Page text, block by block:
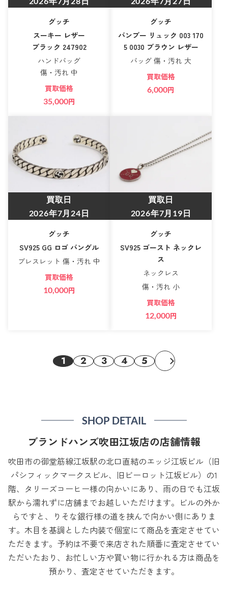
グッチ
スーキー レザー
ブラック 247902
ハンドバッグ
傷・汚れ 中
買取価格
35,000円
グッチ
バンブー リュック 003 170
5 0030 ブラウン レザー
バッグ 傷・汚れ 大
買取価格
6,000円
買取日
2026年7月24日
グッチ
SV925 GG ロゴ バングル
ブレスレット 傷・汚れ 中
買取価格
10,000円
買取日
2026年7月19日
グッチ
SV925 ゴースト ネックレ
ス
ネックレス
傷・汚れ 小
買取価格
12,000円
1 2 3 4 5
SHOP DETAIL
ブランドハンズ吹田江坂店の店舗情報
吹田市の御堂筋線江坂駅の北口直結のエッジ江坂ビル（旧
パシフィックマークスビル、旧ビーロット江坂ビル）の1
階、タリーズコーヒー様の向かいにあり、雨の日でも江坂
駅から濡れずに店舗までお越しいただけます。ビルの外か
らですと、りそな銀行様の道を挟んで向かい側にありま
す。木目を基調とした内装で個室にて商品を査定させてい
ただきます。予約は不要で来店された順番に査定させてい
ただいたおり、お忙しい方や買い物に行かれる方は商品を
預かり、査定させていただきます。